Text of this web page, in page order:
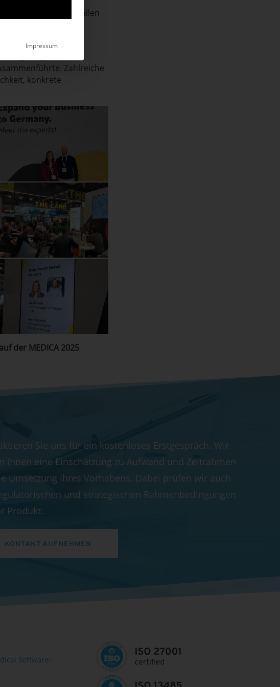
Germany“
die aktuellen
Potenzial, die für
sind.
Zahlreiche
konkrete
der MEDICA 2025
Sie uns für ein kostenloses Erstgespräch. Wir
Ihnen eine Einschätzung zu Aufwand und Zeitrahmen
Umsetzung Ihres Vorhabens. Dabei prüfen wir auch
und strategischen Rahmenbedingungen
Produkt.
KONTAKT AUFNEHMEN
Software-
Impressum